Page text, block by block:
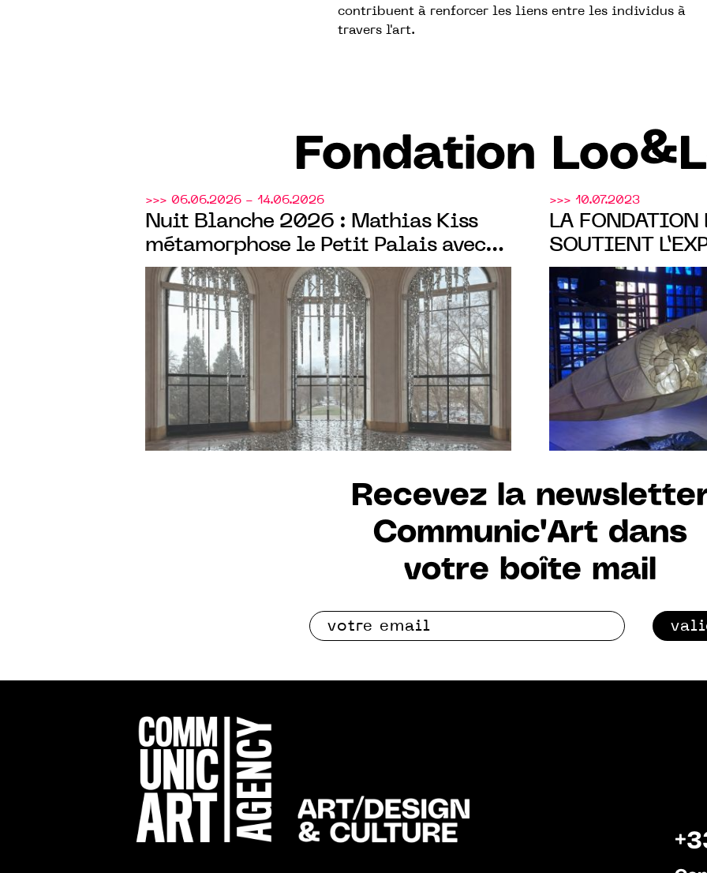
contribuent à renforcer les liens entre les individus à
travers l'art.
Fondation
>>> 06.06.2026 - 14.06.2026
Nuit Blanche 2026 : Mathias Kiss
métamorphose le Petit Palais avec
"Liquid Mirror", expérience entre art
et architecture, un projet soutenu par
Fondation Loo&Lou
>>> 10.07.2023
LA FONDATION
SOUTIENT
MONDES" DE
FESTIVAL
METZ, DU 22
Recevez la
Communic'Art dans
votre boîte mail